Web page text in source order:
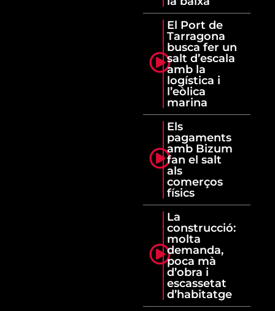
El Port de
Tarragona
busca fer un
salt d’escala
amb la
logística i
l’eòlica
marina
Els
pagaments
amb Bizum
fan el salt
als
comerços
físics
La
construcció:
molta
demanda,
poca mà
d’obra i
escassetat
d’habitatge